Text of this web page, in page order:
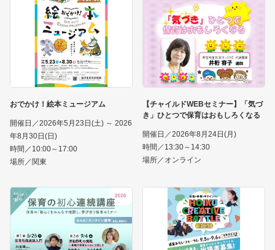
おでかけ！絵本ミュージアム
開催日／2026年5月23日(土) ～ 2026
年8月30日(日)
時間／10:00～17:00
場所／関東
【チャイルドWEBセミナー】「気づ
き」ひとつで保育はおもしろくなる
開催日／2026年8月24日(月)
時間／13:30～14:30
場所／オンライン